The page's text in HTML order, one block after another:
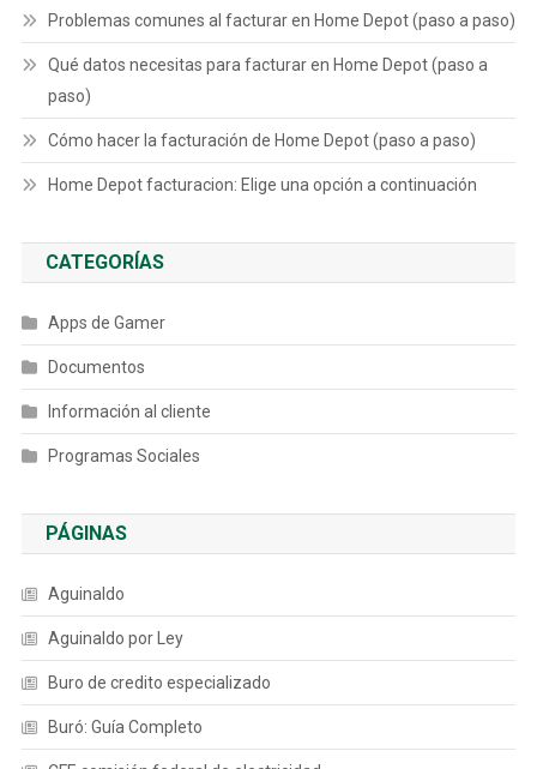
Problemas comunes al facturar en Home Depot (paso a paso)
Qué datos necesitas para facturar en Home Depot (paso a
paso)
Cómo hacer la facturación de Home Depot (paso a paso)
Home Depot facturacion: Elige una opción a continuación
CATEGORÍAS
Apps de Gamer
Documentos
Información al cliente
Programas Sociales
PÁGINAS
Aguinaldo
Aguinaldo por Ley
Buro de credito especializado
Buró: Guía Completo